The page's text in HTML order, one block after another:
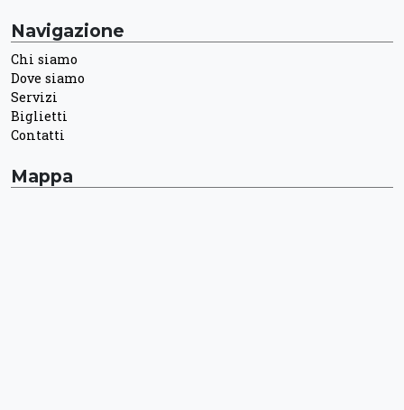
Navigazione
Chi siamo
Dove siamo
Servizi
Biglietti
Contatti
Mappa